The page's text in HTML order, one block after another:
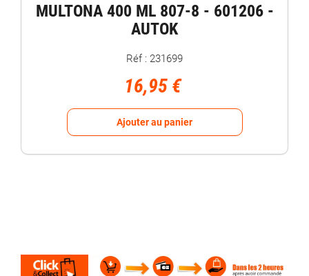
MULTONA 400 ML 807-8 - 601206 -
AUTOK
Réf : 231699
16,95 €
Ajouter au panier